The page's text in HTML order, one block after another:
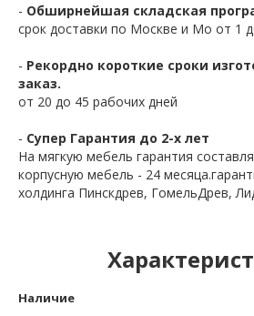
- Обширнейшая складская
срок доставки по Москве и Мо от 1
- Рекордно короткие сроки
заказ.
от 20 до 45 рабочих дней
- Супер Гарантия до 2-х лет
На мягкую мебель гарантия
корпусную мебель - 24
холдинга Пинскдрев, ГомельДрев,
Наличие